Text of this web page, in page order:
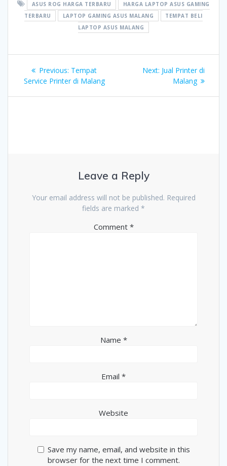
ASUS ROG HARGA TERBARU
HARGA LAPTOP ASUS GAMING
TERBARU
LAPTOP GAMING ASUS MALANG
TEMPAT BELI
LAPTOP ASUS MALANG
Post
navigation
Previous: Previous
post:
Tempat
Service Printer di Malang
Next: Next
post:
Jual Printer di
Malang
Leave a Reply
Your email address will not be published. Required
fields are marked *
Comment *
Name *
Email *
Website
Save my name, email, and website in this
browser for the next time I comment.